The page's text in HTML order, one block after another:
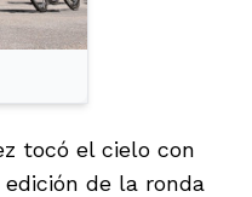
tocó el cielo con
de la ronda